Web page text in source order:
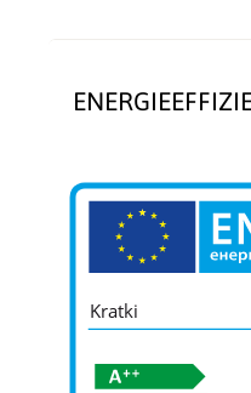
Kratki